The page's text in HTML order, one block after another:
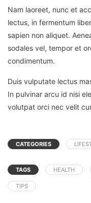
Nam laoreet, nunc et
lectus, in fermentum
sapien non aliquet.
sodales vel, tempor et
condimentum.
Duis vulputate lectus
In pulvinar arcu id nisi
volutpat orci nec velit
CATEGORIES
TAGS HEALTH
TIPS